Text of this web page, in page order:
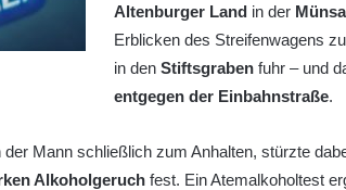
Altenburger Land in der
Erblicken des Streifenwagens
in denStiftsgraben fuhr – und
entgegen der Einbahnstraße.
Mann schließlich zum Anhalten, stürzte
Alkoholgeruch fest. Ein Atemalkoholtest